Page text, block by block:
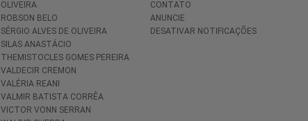
OLIVEIRA
ROBSON BELO
SÉRGIO ALVES DE OLIVEIRA
SILAS ANASTÁCIO
THEMISTOCLES GOMES PEREIRA
VALDECIR CREMON
VALÉRIA REANI
VALMIR BATISTA CORRÊA
VICTOR VONN SERRAN
CONTATO
ANUNCIE
DESATIVAR NOTIFICAÇÕES